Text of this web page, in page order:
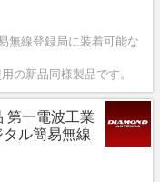
無線登録局に装着可能な
の新品同様製品です。
第一電波工業
ル簡易無線